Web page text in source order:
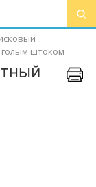
штоком